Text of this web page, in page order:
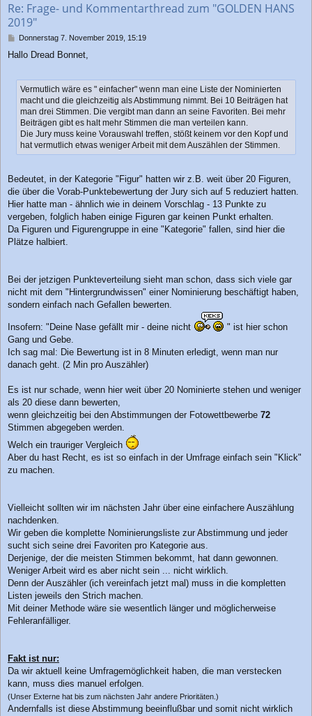
Re: Frage- und Kommentarthread zum "GOLDEN HANS
2019"
B
i
r
Donnerstag 7. November 2019, 15:19
Hallo Dread Bonnet,
Vermutlich wäre es " einfacher" wenn man eine Liste der Nominierten
macht und die gleichzeitig als Abstimmung nimmt. Bei 10 Beiträgen hat
man drei Stimmen. Die vergibt man dann an seine Favoriten. Bei mehr
Beiträgen gibt es halt mehr Stimmen die man verteilen kann.
Die Jury muss keine Vorauswahl treffen, stößt keinem vor den Kopf und
hat vermutlich etwas weniger Arbeit mit dem Auszählen der Stimmen.
Bedeutet, in der Kategorie "Figur" hatten wir z.B. weit über 20 Figuren,
die über die Vorab-Punktebewertung der Jury sich auf 5 reduziert hatten.
Hier hatte man - ähnlich wie in deinem Vorschlag - 13 Punkte zu
vergeben, folglich haben einige Figuren gar keinen Punkt erhalten.
Da Figuren und Figurengruppe in eine "Kategorie" fallen, sind hier die
Plätze halbiert.
Bei der jetzigen Punkteverteilung sieht man schon, dass sich viele gar
nicht mit dem "Hintergrundwissen" einer Nominierung beschäftigt haben,
sondern einfach nach Gefallen bewerten.
Insofern: "Deine Nase gefällt mir - deine nicht
" ist hier schon
Gang und Gebe.
Ich sag mal: Die Bewertung ist in 8 Minuten erledigt, wenn man nur
danach geht. (2 Min pro Auszähler)
Es ist nur schade, wenn hier weit über 20 Nominierte stehen und weniger
als 20 diese dann bewerten,
wenn gleichzeitig bei den Abstimmungen der Fotowettbewerbe 72
Stimmen abgegeben werden.
Welch ein trauriger Vergleich
Aber du hast Recht, es ist so einfach in der Umfrage einfach sein "Klick"
zu machen.
Vielleicht sollten wir im nächsten Jahr über eine einfachere Auszählung
nachdenken.
Wir geben die komplette Nominierungsliste zur Abstimmung und jeder
sucht sich seine drei Favoriten pro Kategorie aus.
Derjenige, der die meisten Stimmen bekommt, hat dann gewonnen.
Weniger Arbeit wird es aber nicht sein ... nicht wirklich.
Denn der Auszähler (ich vereinfach jetzt mal) muss in die kompletten
Listen jeweils den Strich machen.
Mit deiner Methode wäre sie wesentlich länger und möglicherweise
Fehleranfälliger.
Fakt ist nur:
Da wir aktuell keine Umfragemöglichkeit haben, die man verstecken
kann, muss dies manuel erfolgen.
(Unser Externe hat bis zum nächsten Jahr andere Prioritäten.)
Andernfalls ist diese Abstimmung beeinflußbar und somit nicht wirklich